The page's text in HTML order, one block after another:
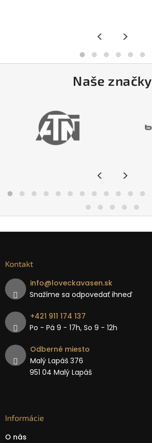
< >
Naše značky
< >
Kontakt
info@loveckavasen.sk
Snažíme sa odpovedať ihneď
+421 911 174 137
Po - Pá 9 − 17h, So 9 - 12h
Odberné miesto
Malý Lapáš 376
951 04 Malý Lapáš
Informácie
O nás